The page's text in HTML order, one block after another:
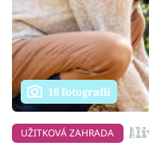
18 fotografií
UŽITKOVÁ ZAHRADA